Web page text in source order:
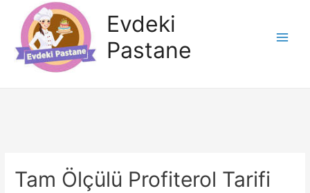
Evdeki
Pastane
Tam Ölçülü Profiterol Tarifi